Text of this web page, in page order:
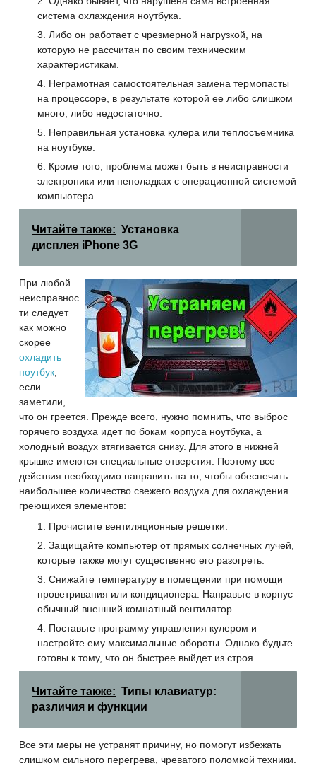
система охлаждения ноутбука.
Либо он работает с чрезмерной нагрузкой, на
которую не рассчитан по своим техническим
характеристикам.
Неграмотная самостоятельная замена термопасты
на процессоре, в результате которой ее либо слишком
много, либо недостаточно.
Неправильная установка кулера или теплосъемника
на ноутбуке.
Кроме того, проблема может быть в неисправности
электроники или неполадках с операционной системой
компьютера.
Читайте также: Установка
дисплея iPhone 3G
При любой
неисправнос
ти следует
как можно
скорее
охладить
ноутбук
если
заметили,
что он греется. Прежде всего, нужно помнить, что выброс
горячего воздуха идет по бокам корпуса ноутбука, а
холодный воздух втягивается снизу. Для этого в нижней
крышке имеются специальные отверстия. Поэтому все
действия необходимо направить на то, чтобы обеспечить
наибольшее количество свежего воздуха для охлаждения
греющихся элементов:
Прочистите вентиляционные решетки.
Защищайте компьютер от прямых солнечных лучей,
которые также могут существенно его разогреть.
Снижайте температуру в помещении при помощи
проветривания или кондиционера. Направьте в корпус
обычный внешний комнатный вентилятор.
Поставьте программу управления кулером и
настройте ему максимальные обороты. Однако будьте
готовы к тому, что он быстрее выйдет из строя.
Читайте также: Типы клавиатур:
различия и функции
Все эти меры не устранят причину, но помогут избежать
слишком сильного перегрева, чреватого поломкой техники.